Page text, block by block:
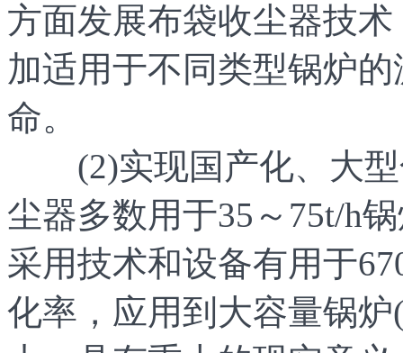
方面发展布袋收尘器技
加适用于不同类型锅炉
命。
(2)实现国产化、大型
尘器多数用于35～75t/h
采用技术和设备有用于
化率，应用到大容量锅